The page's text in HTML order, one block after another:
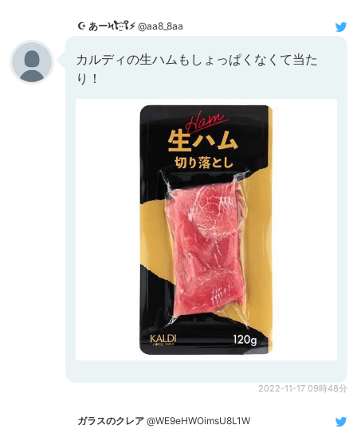
☪︎ あーϞໂ‧͡‧̫ໃ⚡️ @aa8_8aa
カルディの生ハムもしょっぱくなくて当た
り！
2022-11-17 09時48分
ガラスのクレア @WE9eHWOimsU8L1W